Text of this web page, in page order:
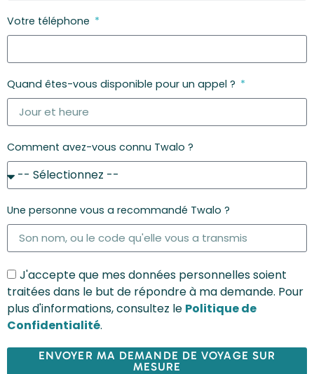
Votre téléphone
Quand êtes-vous disponible pour un appel ?
Comment avez-vous connu Twalo ?
Une personne vous a recommandé Twalo ?
J'accepte que mes données personnelles soient
traitées dans le but de répondre à ma demande. Pour
plus d'informations, consultez le Politique de
Confidentialité.
ENVOYER MA DEMANDE DE VOYAGE SUR
MESURE